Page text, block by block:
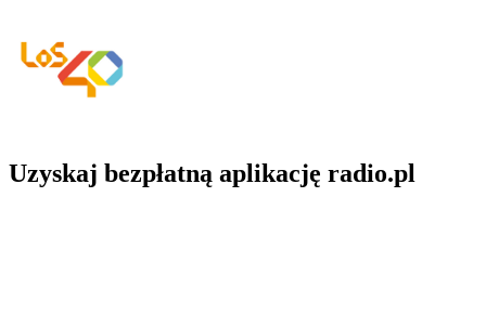
Uzyskaj bezpłatną aplikację radio.pl